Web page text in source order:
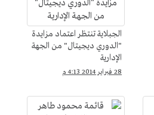
الجبلاية تنتظر اعتماد مزايدة
"الدوري ديجيتال" من الجهة
الإدارية
28 فبراير 2014 4:13 م